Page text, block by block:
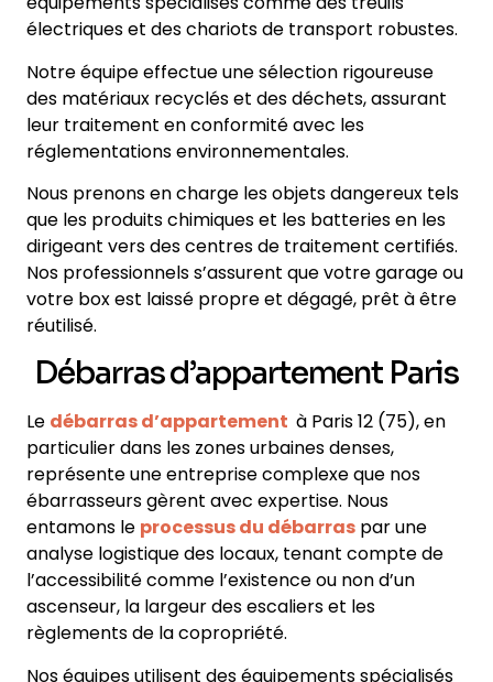
électriques et des chariots de transport robustes.
Notre équipe effectue une sélection rigoureuse
des matériaux recyclés et des déchets, assurant
leur traitement en conformité avec les
réglementations environnementales.
Nous prenons en charge les objets dangereux tels
que les produits chimiques et les batteries en les
dirigeant vers des centres de traitement certifiés.
Nos professionnels s’assurent que votre garage ou
votre box est laissé propre et dégagé, prêt à être
réutilisé.
Débarras d’appartement Paris
Le débarras d’appartement à Paris 12 (75), en
particulier dans les zones urbaines denses,
représente une entreprise complexe que nos
ébarrasseurs gèrent avec expertise. Nous
entamons le processus du débarras par une
analyse logistique des locaux, tenant compte de
l’accessibilité comme l’existence ou non d’un
ascenseur, la largeur des escaliers et les
règlements de la copropriété.
Nos équipes utilisent des équipements spécialisés